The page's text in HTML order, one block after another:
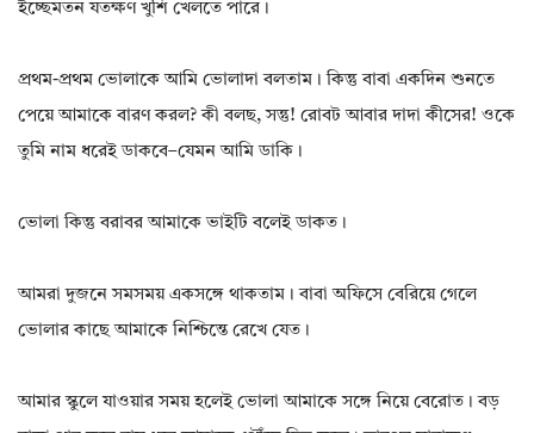
ইচ্ছেমতন যতক্ষণ খুশি খেলতে পারে।
প্রথম-প্রথম ভোলাকে আমি ভোলাদা বলতাম। কিন্তু বাবা একদিন শুনতে
পেয়ে আমাকে বারণ করল? কী বলছ, সন্তু! রোবট আবার দাদা কীসের! ওকে
তুমি নাম ধরেই ডাকবে–যেমন আমি ডাকি।
ভোলা কিন্তু বরাবর আমাকে ভাইটি বলেই ডাকত।
আমরা দুজনে সমসময় একসঙ্গে থাকতাম। বাবা অফিসে বেরিয়ে গেলে
ভোলার কাছে আমাকে নিশ্চিন্তে রেখে যেত।
আমার স্কুলে যাওয়ার সময় হলেই ভোলা আমাকে সঙ্গে নিয়ে বেরোত। বড়